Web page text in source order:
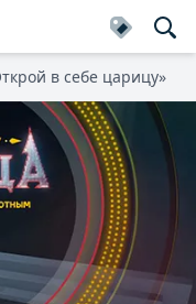
в себе царицу»